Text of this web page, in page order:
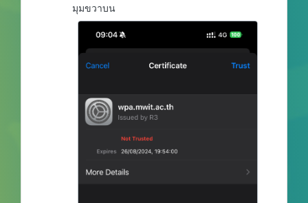
มุมขวาบน